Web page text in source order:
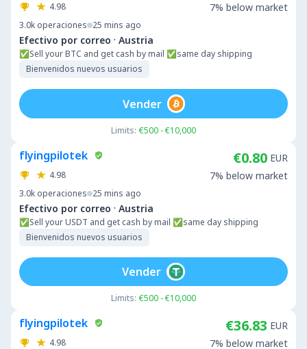
4.98
3.0k operaciones 25 mins ago
Efectivo por correo · Austria
✅️Sell your BTC and get cash by mail ✅️same day shipping
Bienvenidos nuevos usuarios
7% below market
Limits: €500 - €10,000
Vender
flyingpilotek
4.98
3.0k operaciones 25 mins ago
Efectivo por correo · Austria
✅️Sell your USDT and get cash by mail ✅️same day shipping
Bienvenidos nuevos usuarios
€0.80 EUR
7% below market
Limits: €500 - €10,000
Vender
flyingpilotek
4.98
€36.83 EUR
7% below market